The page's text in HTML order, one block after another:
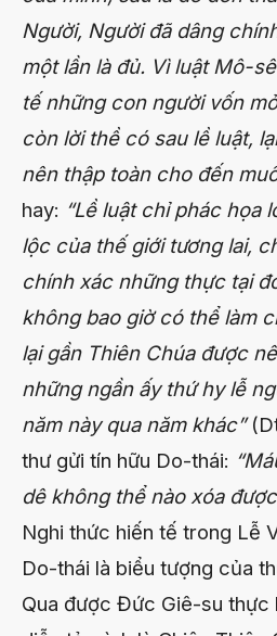
Người, Người đã dâng
một lần là đủ. Vì luật Mô-
tế những con người vốn
còn lời thề có sau lề luật,
nên thập toàn cho đến
hay: “Lề luật chỉ phác họa
lộc của thế giới tương lai,
chính xác những thực tại
không bao giờ có thể làm
lại gần Thiên Chúa được
những ngần ấy thứ hy lễ
năm này qua năm khác”
thư gửi tín hữu Do-thái:
dê không thể nào xóa
Nghi thức hiến tế trong Lễ
Do-thái là biểu tượng của
Qua được Đức Giê-su thực